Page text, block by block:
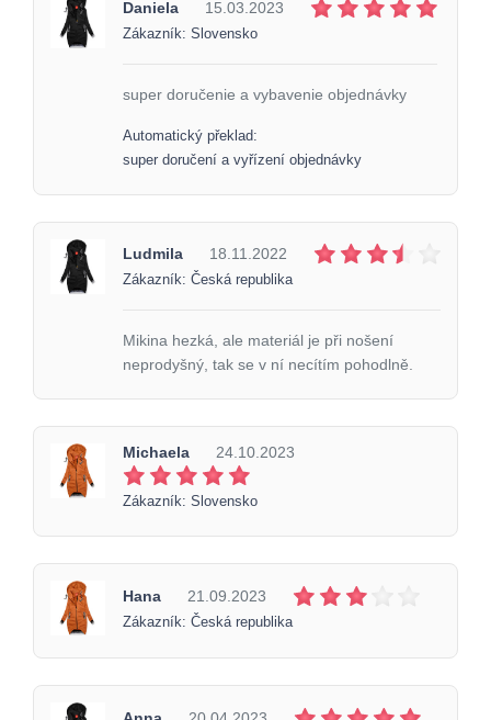
Daniela 15.03.2023
Zákazník: Slovensko
super doručenie a vybavenie objednávky
Automatický překlad:
super doručení a vyřízení objednávky
Ludmila 18.11.2022
Zákazník: Česká republika
Mikina hezká, ale materiál je při nošení
neprodyšný, tak se v ní necítím pohodlně.
Michaela 24.10.2023
Zákazník: Slovensko
Hana 21.09.2023
Zákazník: Česká republika